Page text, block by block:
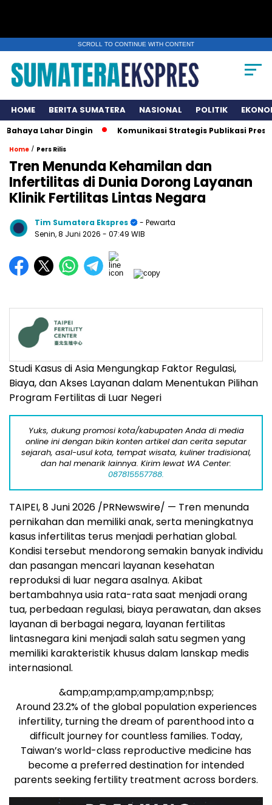
SCROLL TO CONTINUE WITH CONTENT
HOME BERITA SUMATERA NASIONAL POLITIK
Lahar Dingin Komunikasi Strategis Publikasi Press
Home / Pers Rilis
Tren Menunda Kehamilan dan
Infertilitas di Dunia Dorong Layanan
Klinik Fertilitas Lintas Negara
Tim Sumatera Ekspres
- Pewarta
Senin, 8 Juni 2026 - 07:49 WIB
Studi Kasus di Asia Mengungkap Faktor Regulasi,
Biaya, dan Akses Layanan dalam Menentukan Pilihan
Program Fertilitas di Luar Negeri
Yuks, dukung promosi kota/kabupaten Anda di media
online ini dengan bikin konten artikel dan cerita seputar
sejarah, asal-usul kota, tempat wisata, kuliner tradisional,
dan hal menarik lainnya. Kirim lewat WA Center:
087815557788.
TAIPEI, 8 Juni 2026 /PRNewswire/ — Tren menunda
pernikahan dan memiliki anak, serta meningkatnya
kasus infertilitas terus menjadi perhatian global.
Kondisi tersebut mendorong semakin banyak individu
dan pasangan mencari layanan kesehatan
reproduksi di luar negara asalnya. Akibat
bertambahnya usia rata-rata saat menjadi orang
tua, perbedaan regulasi, biaya perawatan, dan akses
layanan di berbagai negara, layanan fertilitas
lintasnegara kini menjadi salah satu segmen yang
memiliki karakteristik khusus dalam lanskap medis
internasional.
&amp;amp;amp;amp;amp;nbsp;
Around 23.2% of the global population experiences
infertility, turning the dream of parenthood into a
difficult journey for countless families. Today,
Taiwan’s world-class reproductive medicine has
become a preferred destination for intended
parents seeking fertility treatment across borders.